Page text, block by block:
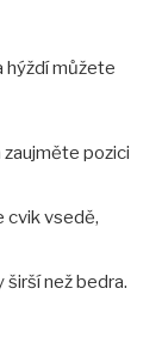
hýždí můžete
pozici
cvik vsedě,
než bedra.